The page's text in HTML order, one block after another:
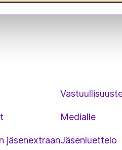
jäsenextraan
Medialle
Jäsenluettelo